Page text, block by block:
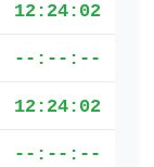
12:24:02
--:--:--
12:24:02
--:--:--